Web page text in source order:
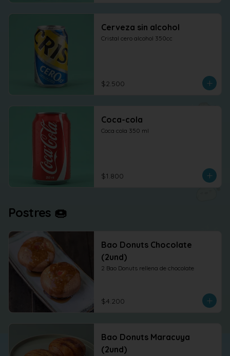
Cerveza sin alcohol
Cristal cero alcohol 350cc
$2.500
Coca-cola
Coca cola 350 ml
$1.800
Postres 🍩
Bao Donuts Chocolate
(2und)
2 Bao Donuts rellena de chocolate
$4.200
Bao Donuts Maracuya
(2und)